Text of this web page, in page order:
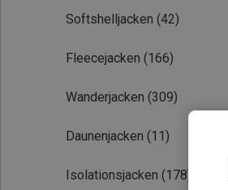
Softshelljacken (42)
Fleecejacken (166)
Wanderjacken (309)
Daunenjacken (11)
Isolationsjacken (178)